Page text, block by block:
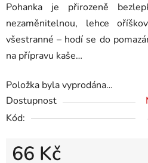
Pohanka je přirozeně
nezaměnitelnou, lehce
všestranné – hodí se do
na přípravu kaše…
Položka byla vyprodána…
Dostupnost
Kód:
66 Kč